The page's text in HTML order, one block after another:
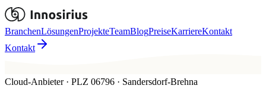
BranchenLösungenProjekteTeamBlogPreiseKarriereKontakt
Kontakt
Cloud-Anbieter · PLZ 06796 · Sandersdorf-Brehna